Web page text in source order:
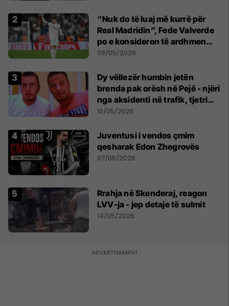
“Nuk do të luaj më kurrë për
Real Madridin”, Fede Valverde
po e konsideron të ardhmen
pas sherrit me Tchouamenin
09/05/2026
Dy vëllezër humbin jetën
brenda pak orësh në Pejë - njëri
nga aksidenti në trafik, tjetri
nga sëmundja
10/05/2026
Juventusi i vendos çmim
qesharak Edon Zhegrovës
07/05/2026
Rrahja në Skenderaj, reagon
LVV-ja - jep detaje të sulmit
14/05/2026